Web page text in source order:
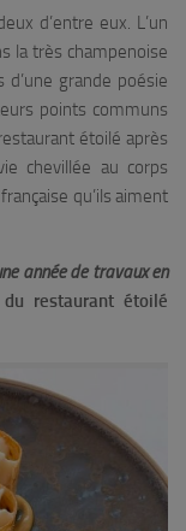
d’entre eux. L’un
la très champenoise
d’une grande poésie
points communs
étoilé après
chevillée au corps
qu’ils aiment
année de travaux en
restaurant étoilé